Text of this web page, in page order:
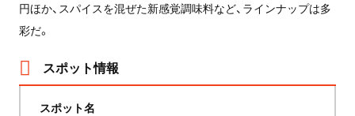
円ほか、スパイスを混ぜた新感覚調味料など、ラインナップは多
彩だ。
スポット情報
スポット名